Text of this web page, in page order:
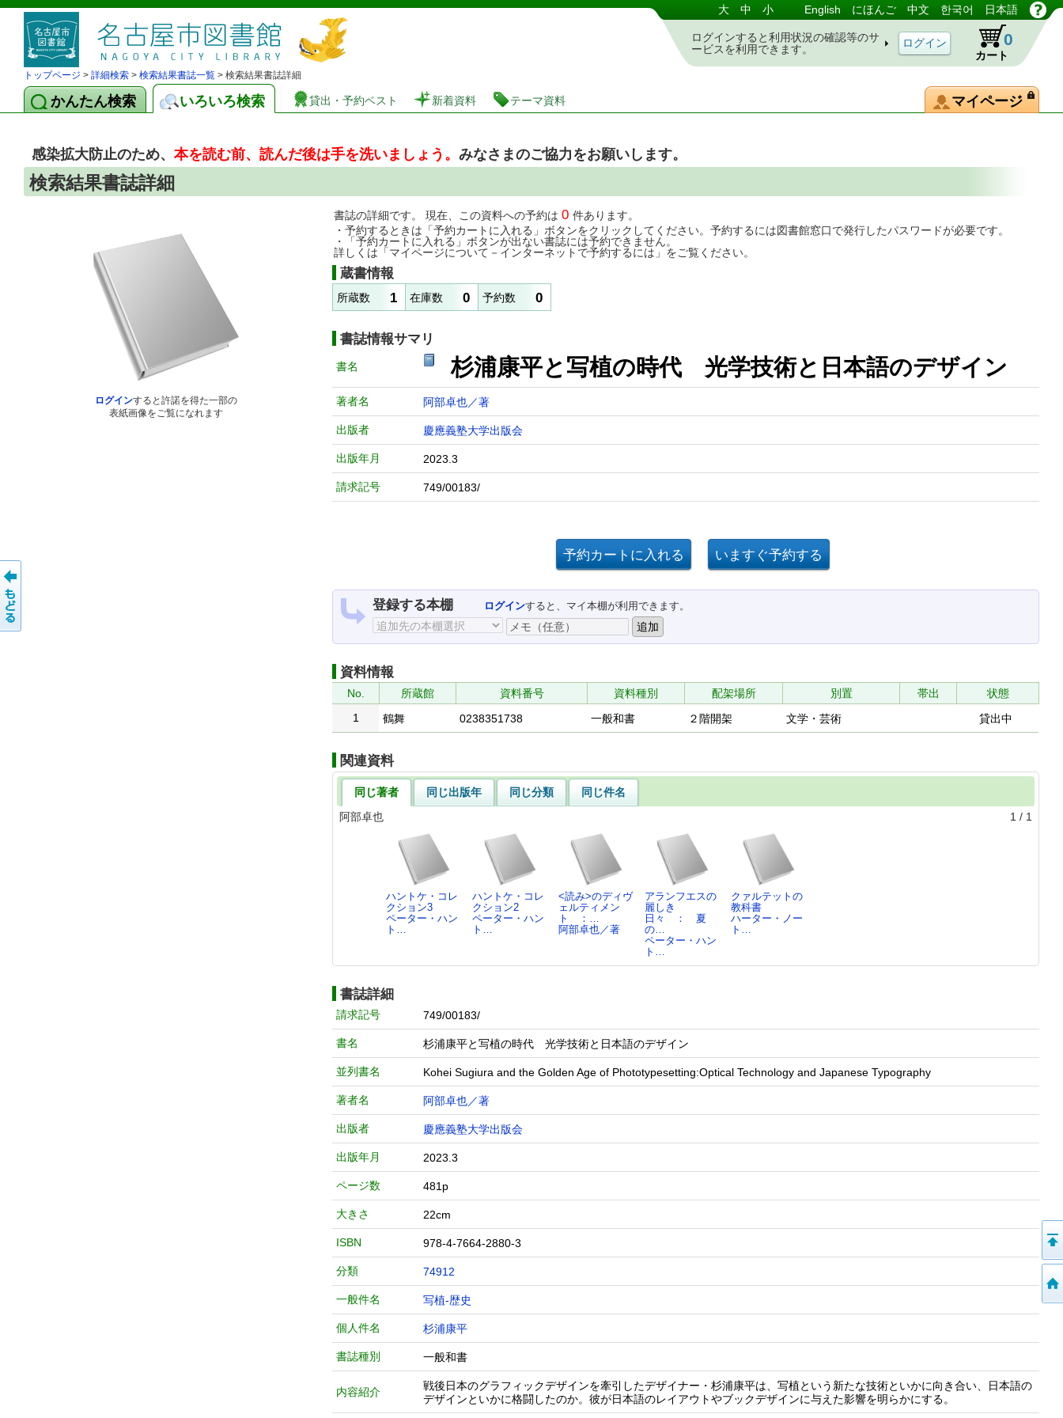
図書館 蔵書検索・予約システム 大 中 小 English にほんご 中文 한국어 日本語
ログインすると利用状況の確認等のサ
ービスを利用できます。
カート
0
トップページ > 詳細検索 > 検索結果書誌一覧 > 検索結果書誌詳細
かんたん検索 いろいろ検索 貸出・予約ベスト 新着資料 テーマ資料 マイページ
感染拡大防止のため、 本を読む前、読んだ後は手を洗いましょう。 みなさまのご協力をお願いします。
検索結果書誌詳細
ログインすると許諾を得た一部の
表紙画像をご覧になれます
書誌の詳細です。 現在、この資料への予約は 0 件あります。
・予約するときは「予約カートに入れる」ボタンをクリックしてください。予約するには図書館窓口で発行したパスワードが必要です。
・「予約カートに入れる」ボタンが出ない書誌には予約できません。
詳しくは「マイページについて－インターネットで予約するには」をご覧ください。
蔵書情報
所蔵数 1 在庫数 0 予約数 0
書誌情報サマリ
書名 杉浦康平と写植の時代 光学技術と日本語のデザイン
著者名 阿部卓也／著
出版者 慶應義塾大学出版会
出版年月 2023.3
請求記号 749/00183/
登録する本棚 ログインすると、マイ本棚が利用できます。
資料情報
No. 所蔵館 資料番号 資料種別 配架場所 別置 帯出
状態
1
鶴舞 0238351738 一般和書 ２階開架 文学・芸術 貸出中
関連資料
同じ著者 同じ出版年 同じ分類
同じ件名
阿部卓也
1 / 1
ハントケ・コレ
クション3
ペーター・ハン
ト…
ハントケ・コレ
クション2
ペーター・ハン
ト…
<読み>のディヴ
ェルティメン
ト ：…
阿部卓也／著
アランフエスの
麗しき
日々 ： 夏
の…
ペーター・ハン
ト…
クァルテットの
教科書
ハーター・ノー
ト…
書誌詳細
請求記号 749/00183/
書名 杉浦康平と写植の時代 光学技術と日本語のデザイン
並列書名 Kohei Sugiura and the Golden Age of Phototypesetting:Optical Technology and Japanese Typography
著者名 阿部卓也／著
出版者 慶應義塾大学出版会
出版年月 2023.3
ページ数 481p
大きさ 22cm
ISBN 978-4-7664-2880-3
分類 74912
一般件名 写植-歴史
個人件名 杉浦康平
書誌種別 一般和書
内容紹介
戦後日本のグラフィックデザインを牽引したデザイナー・杉浦康平は、写植という新たな技術といかに向き合い、日本語の
デザインといかに格闘したのか。彼が日本語のレイアウトやブックデザインに与えた影響を明らかにする。